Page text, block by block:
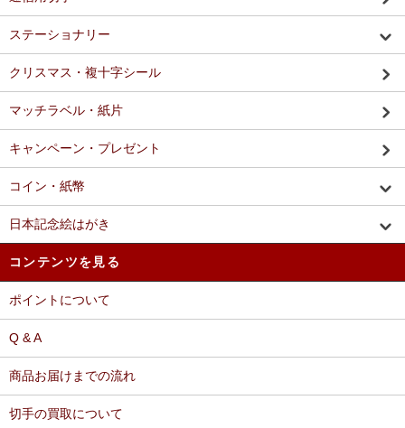
ステーショナリー
クリスマス・複十字シール
マッチラベル・紙片
キャンペーン・プレゼント
コイン・紙幣
日本記念絵はがき
コンテンツを見る
ポイントについて
Q & A
商品お届けまでの流れ
切手の買取について